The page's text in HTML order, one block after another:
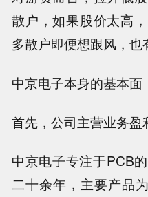
散户，如果股价太高
多散户即便想跟风，也
中京电子本身的基本面
首先，公司主营业务盈
中京电子专注于PCB
二十余年，主要产品